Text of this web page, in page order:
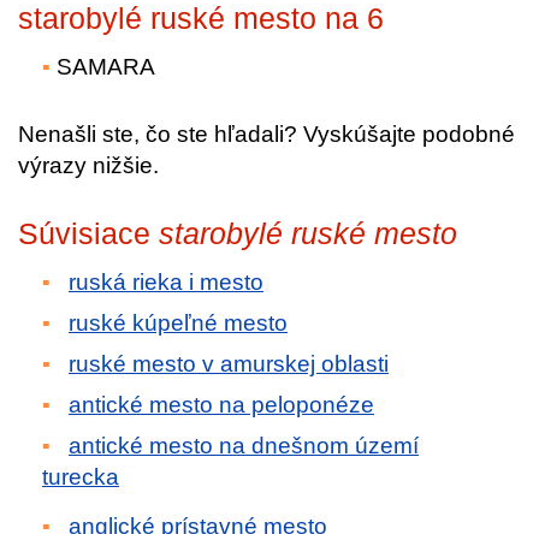
starobylé ruské mesto na 6
SAMARA
Nenašli ste, čo ste hľadali? Vyskúšajte podobné
výrazy nižšie.
Súvisiace starobylé ruské mesto
ruská rieka i mesto
ruské kúpeľné mesto
ruské mesto v amurskej oblasti
antické mesto na peloponéze
antické mesto na dnešnom území
turecka
anglické prístavné mesto